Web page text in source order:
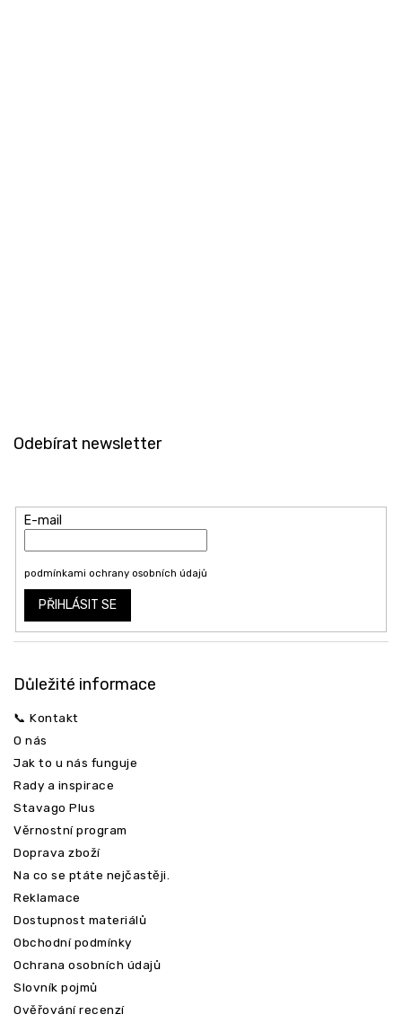
Odebírat newsletter
E-mail
podmínkami ochrany osobních údajů
PŘIHLÁSIT SE
Důležité informace
📞 Kontakt
O nás
Jak to u nás funguje
Rady a inspirace
Stavago Plus
Věrnostní program
Doprava zboží
Na co se ptáte nejčastěji.
Reklamace
Dostupnost materiálů
Obchodní podmínky
Ochrana osobních údajů
Slovník pojmů
Ověřování recenzí